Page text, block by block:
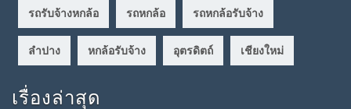
รถรับจ้างหกล้อ รถหกล้อ รถหกล้อรับจ้าง
ลำปาง หกล้อรับจ้าง อุตรดิตถ์ เชียงใหม่
เรื่องล่าสุด